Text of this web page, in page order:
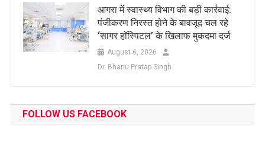
आगरा में स्वास्थ्य विभाग की बड़ी कार्रवाई:
पंजीकरण निरस्त होने के बावजूद चल रहे
‘सागर हॉस्पिटल’ के खिलाफ मुकदमा दर्ज
August 6, 2026
Dr. Bhanu Pratap Singh
FOLLOW US FACEBOOK